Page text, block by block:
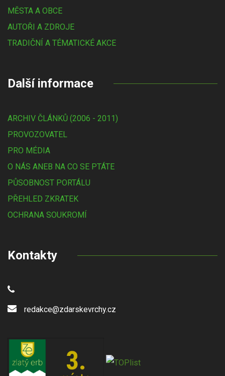
MĚSTA A OBCE
AUTOŘI A ZDROJE
TRADIČNÍ A TÉMATICKÉ AKCE
Další informace
ARCHIV ČLÁNKŮ (2006 - 2011)
PROVOZOVATEL
PRO MÉDIA
O NÁS ANEB NA CO SE PTÁTE
PŮSOBNOST PORTÁLU
PŘEHLED ZKRATEK
OCHRANA SOUKROMÍ
Kontakty
redakce@zdarskevrchy.cz